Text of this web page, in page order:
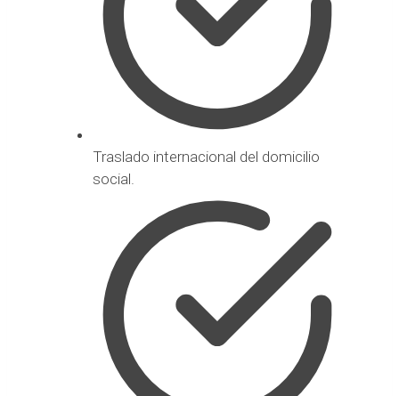
Traslado internacional del domicilio
social.